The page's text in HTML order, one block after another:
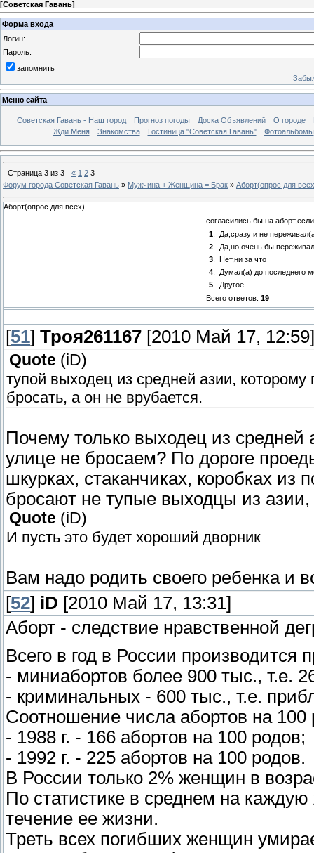
[Советская Гавань]
Форма входа
Логин:
Пароль:
запомнить
Меню сайта
Советская Гавань - Наш город Прогноз погоды Доска Объявлений О городе
Жди Меня
Знакомства Гостиница "Советская Гавань" Фотоальбомы
Страница 3 из 3 « 1 2 3
Форум города Советская Гавань » Мужчина + Женщина = Брак » Аборт(опрос для
Аборт(опрос для всех)
согласились бы на
1
Да,сразу и не
2
Да,но очень бы
3
Нет,ни за что
4
Думал(а) до последнего
5
Другое........
Всего ответов: 19
[51] Троя261167 [2010 Май 17, 12:59]
Quote (iD)
тупой выходец из средней азии,
бросать, а он не врубается.
Почему только выходец из
улице не бросаем? По дороге
шкурках, стаканчиках, коробках из
бросают не тупые выходцы из
Quote (iD)
И пусть это будет хороший дворник
Вам надо родить своего ребенка и
[52] iD [2010 Май 17, 13:31]
Аборт - следствие нравственной
Всего в год в России
- миниабортов более 900 тыс., т.е.
- криминальных - 600 тыс., т.е.
Соотношение числа абортов на 100
- 1988 г. - 166 абортов на 100 родов;
- 1992 г. - 225 абортов на 100 родов.
В России только 2% женщин в
По статистике в среднем на
течение ее жизни.
Треть всех погибших женщин